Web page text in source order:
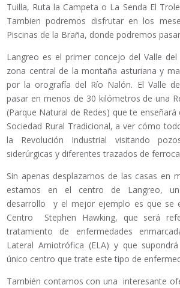
Tuilla, Ruta la Campeta o La Senda El
Tambien podremos disfrutar en los
Piscinas de la Braña, donde podremos
Langreo es el primer concejo del Valle
zona central de la montaña asturiana y
por la orografía del Río Nalón. El Valle
pasar en menos de 30 kilómetros de una
(Parque Natural de Redes) que te
Sociedad Rural Tradicional, a ver cómo
la Revolución Industrial visitando
siderúrgicas y diferentes trazados de
Sin apenas desplazarnos de las casas en
estamos en el centro de Langreo,
desarrollo y el mejor ejemplo es que se
Centro Stephen Hawking, que será
tratamiento de enfermedades
Lateral Amiotrófica (ELA) y que
único centro que trate este tipo de
También contamos con una interesante